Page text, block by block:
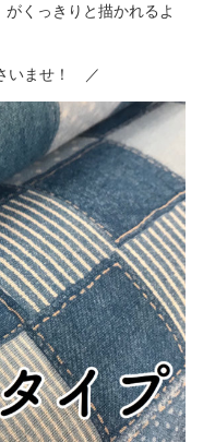
くっきりと描かれるよ
いませ！ ／